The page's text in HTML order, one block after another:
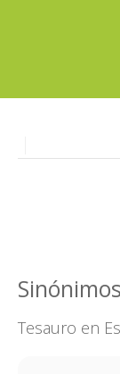
Tesauro en